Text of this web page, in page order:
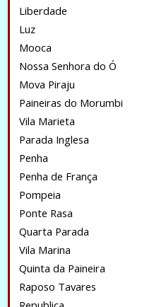
Liberdade
Luz
Mooca
Nossa Senhora do Ó
Mova Piraju
Paineiras do Morumbi
Vila Marieta
Parada Inglesa
Penha
Penha de França
Pompeia
Ponte Rasa
Quarta Parada
Vila Marina
Quinta da Paineira
Raposo Tavares